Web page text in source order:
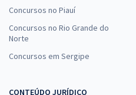
Cargo: T01 - Técnico do MPU
Concursos no Piauí
Concursos no Rio Grande do
Norte
Concursos em Sergipe
CONTEÚDO JURÍDICO